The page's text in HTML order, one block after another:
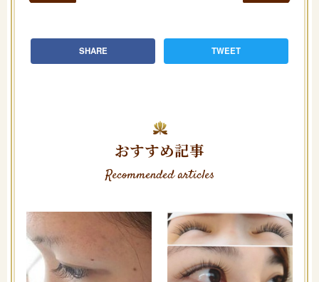
SHARE TWEET
おすすめ記事
Recommended articles